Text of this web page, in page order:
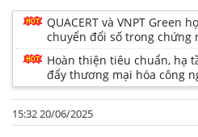
QUACERT và VNPT Green
chuyển đổi số trong chứng
Hoàn thiện tiêu chuẩn, hạ
đẩy thương mại hóa công
15:32 20/06/2025